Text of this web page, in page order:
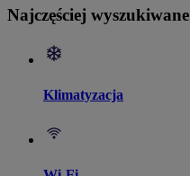
Najczęściej wyszukiwane
Klimatyzacja